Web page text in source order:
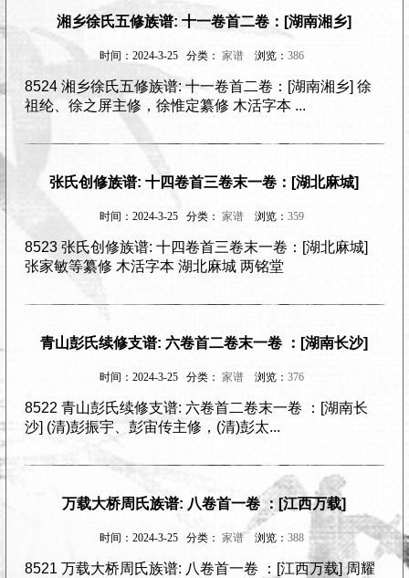
湘乡徐氏五修族谱: 十一卷首二卷：[湖南湘乡]
时间：2024-3-25 分类： 家谱浏览： 386
8524 湘乡徐氏五修族谱: 十一卷首二卷：[湖南湘乡] 徐
祖纶、徐之屏主修，徐惟定纂修 木活字本 ...
张氏创修族谱: 十四卷首三卷末一卷：[湖北麻城]
时间：2024-3-25 分类： 家谱浏览： 359
8523 张氏创修族谱: 十四卷首三卷末一卷：[湖北麻城]
张家敏等纂修 木活字本 湖北麻城 两铭堂
青山彭氏续修支谱: 六卷首二卷末一卷 ：[湖南长沙]
时间：2024-3-25 分类： 家谱浏览： 376
8522 青山彭氏续修支谱: 六卷首二卷末一卷 ：[湖南长
沙] (清)彭振宇、彭宙传主修，(清)彭太...
万载大桥周氏族谱: 八卷首一卷 ：[江西万载]
时间：2024-3-25 分类： 家谱浏览： 388
8521 万载大桥周氏族谱: 八卷首一卷 ：[江西万载] 周耀